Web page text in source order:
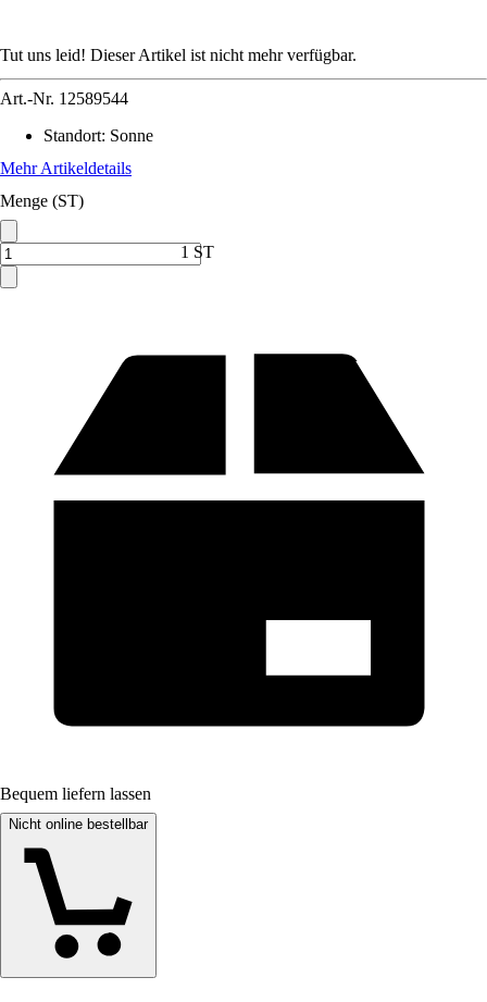
Tut uns leid! Dieser Artikel ist nicht mehr verfügbar.
Art.-Nr. 12589544
Standort: Sonne
Mehr Artikeldetails
Menge (ST)
1 ST
Bequem liefern lassen
Nicht online bestellbar